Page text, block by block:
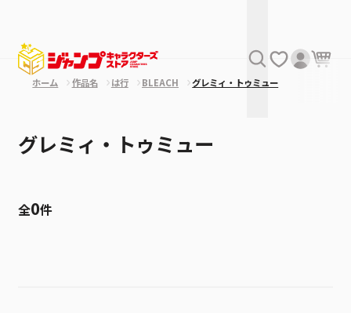
ホーム 作品名 は行 BLEACH グレミィ・トゥミュー
グレミィ・トゥミュー
全0件